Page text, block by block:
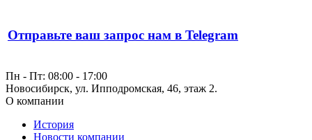
Отправьте ваш запрос нам в Telegram
Пн - Пт: 08:00 - 17:00
Новосибирск, ул. Ипподромская, 46, этаж 2.
О компании
История
Новости компании